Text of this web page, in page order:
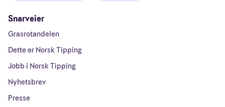
Snarveier
Grasrotandelen
Dette er Norsk Tipping
Jobb i Norsk Tipping
Nyhetsbrev
Presse